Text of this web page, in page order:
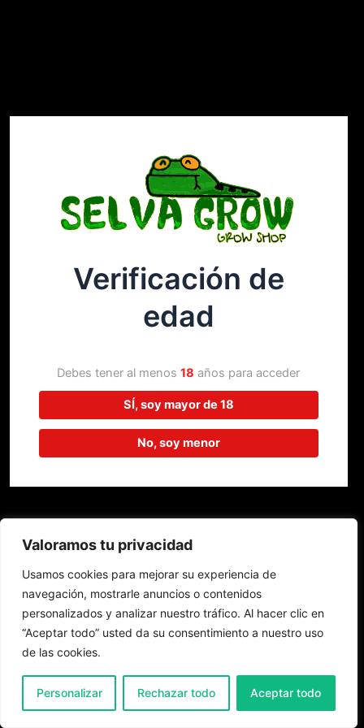
Valoramos tu privacidad
Usamos cookies para mejorar su experiencia de
navegación, mostrarle anuncios o contenidos
personalizados y analizar nuestro tráfico. Al hacer clic en
“Aceptar todo” usted da su consentimiento a nuestro uso
de las cookies.
Personalizar Rechazar todo Aceptar todo
¡Disculpa este desastre! Estamos
trabajando en algo increíble,
¡vuelve pronto!
Verificación de
edad
Debes tener al menos18 años para acceder
SÍ, soy mayor de 18
No, soy menor